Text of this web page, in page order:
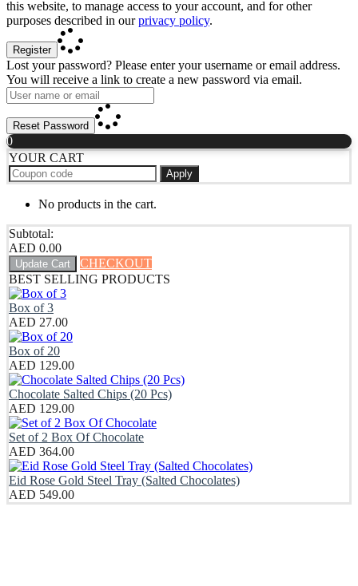
this website, to manage access to your account, and for other
purposes described in ourprivacy policy.
Register
Lost your password? Please enter your username or email address.
You will receive a link to create a new password via email.
Reset Password
0
YOUR CART
Apply
No products in the cart.
Subtotal:
AED 0.00
Update Cart
CHECKOUT
BEST SELLING PRODUCTS
Box of 3
AED 27.00
Box of 20
AED 129.00
Chocolate Salted Chips (20 Pcs)
AED 129.00
Set of 2 Box Of Chocolate
AED 364.00
Eid Rose Gold Steel Tray (Salted Chocolates)
AED 549.00